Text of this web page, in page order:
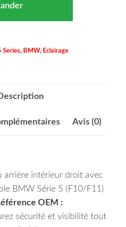
Series, BMW, Eclairage
Avis (0)
arrière intérieur droit avec
BMW Série 5 (F10/F11)
OEM :
sécurité et visibilité tout